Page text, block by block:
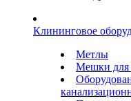
Клининговое
Метлы
Мешки для